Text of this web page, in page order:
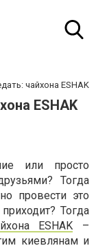
чайхона ESHAK
ESHAK
или просто
Тогда
провести это
Тогда
ESHAK –
киевлянам и